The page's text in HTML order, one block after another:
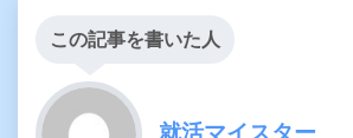
この記事を書いた人
就活マイスター